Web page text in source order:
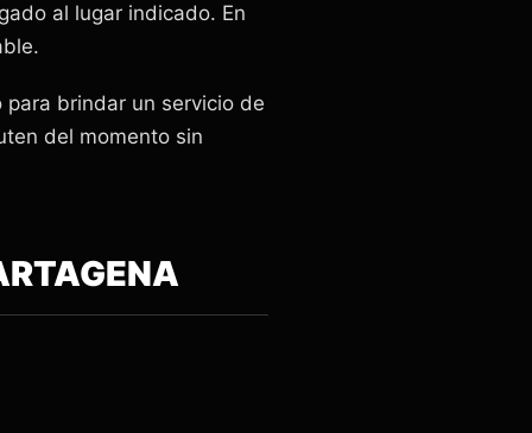
al lugar indicado. En
brindar un servicio de
del momento sin